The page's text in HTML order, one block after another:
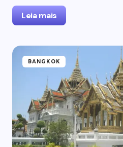
Leia mais
BANGKOK